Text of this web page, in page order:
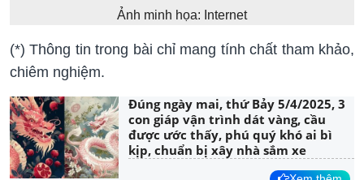
Ảnh minh họa: Internet
(*) Thông tin trong bài chỉ mang tính chất tham khảo,
chiêm nghiệm.
Đúng ngày mai, thứ Bảy 5/4/2025, 3
con giáp vận trình dát vàng, cầu
được ước thấy, phú quý khó ai bì
kịp, chuẩn bị xây nhà sắm xe